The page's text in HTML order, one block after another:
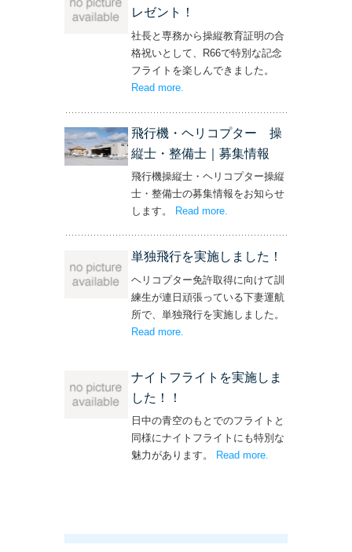
レゼント！
社長と専務から操縦教育証明の合
格祝いとして、R66で特別な記念
フライトを楽しんできました。
Read more– ‘社長と専務からの嬉しいプレゼン
.
飛行機・ヘリコプター 操
縦士・整備士｜募集情報
飛行機操縦士・ヘリコプター操縦
士・整備士の募集情報をお知らせ
します。
Read more– ‘飛行機・ヘリコプター
.
単独飛行を実施しました！
ヘリコプター免許取得に向けて訓
練生が連日頑張っている下妻運航
所で、単独飛行を実施しました。
Read more
ナイトフライトを実施しま
した！！
日中の青空のもとでのフライトと
同様にナイトフライトにも特別な
魅力があります。
Read more– ‘ナイトフライト
.